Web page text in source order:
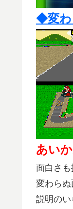
◆変わ
あい
面白さも
変わらぬ
説明のい